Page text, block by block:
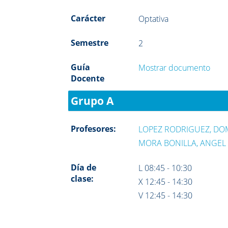
Carácter Optativa
Semestre 2
Guía
Docente
Mostrar documento
Grupo A
Profesores:
LOPEZ RODRIGUEZ,
MORA BONILLA, ANGEL
Día de
clase:
L 08:45 - 10:30
X 12:45 - 14:30
V 12:45 - 14:30